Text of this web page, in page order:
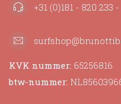
+31 (0)181 - 820 233 -
KVK nummer: 65256816
btw-nummer: